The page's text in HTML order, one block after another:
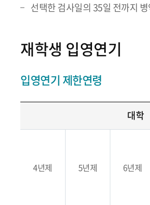
선택한 검사일의 35일 전까지
재학생 입영연기
입영연기 제한연령
대학
4년제 5년제 6년제